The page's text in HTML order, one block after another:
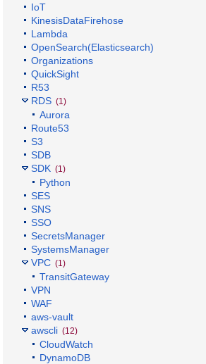
IoT
KinesisDataFirehose
Lambda
OpenSearch(Elasticsearch)
Organizations
QuickSight
R53
RDS (1)
Aurora
Route53
S3
SDB
SDK (1)
Python
SES
SNS
SSO
SecretsManager
SystemsManager
VPC (1)
TransitGateway
VPN
WAF
aws-vault
awscli (12)
CloudWatch
DynamoDB